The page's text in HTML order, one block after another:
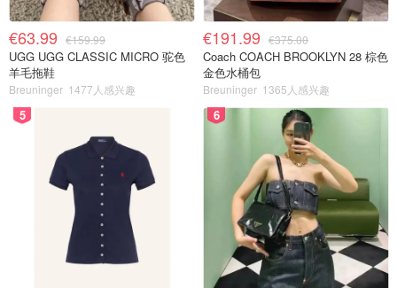
€63.99 €159.99
UGG UGG CLASSIC MICRO 驼色
羊毛拖鞋
Breuninger 1477人感兴趣
€191.99 €375.00
Coach COACH BROOKLYN 28 棕色
金色水桶包
Breuninger 1365人感兴趣
5 6